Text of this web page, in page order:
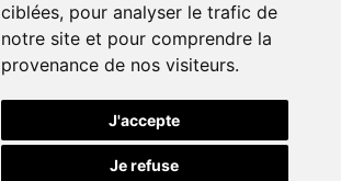
ciblées, pour analyser le trafic de
notre site et pour comprendre la
provenance de nos visiteurs.
J'accepte
Je refuse